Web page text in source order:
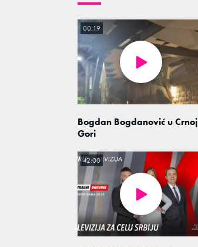
Bogdan Bogdanović u Crnoj
Gori
00:19
42:00